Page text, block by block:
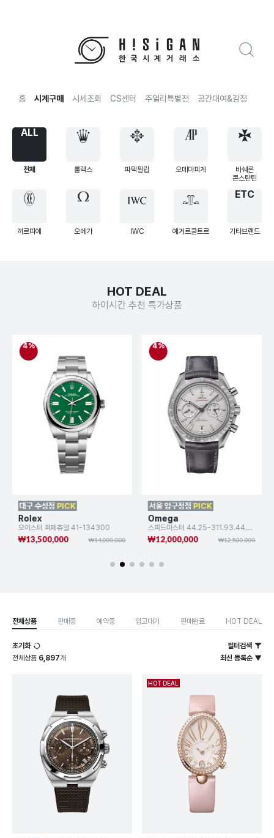
홈 시계구매 시세조회 CS센터 주얼리특별전 공간대여&감정
ALL
전체 롤렉스 파텍필립 오데마피게
바쉐론
콘스탄틴
까르띠에 오메가 IWC 예거르쿨트르
ETC
기타브랜드
HOT DEAL
하이시간 추천 특가상품
4%
대구 수성점 PICK
Rolex
오이스터 퍼페츄얼 41-134300
₩13,500,000 ₩14,000,000
4%
서울 압구정점 PICK
Omega
스피드마스터 44.25-311.93.44.51.99.002
₩12,000,000 ₩12,500,000
전체상품 판매중 예약중 입고대기 판매완료 HOT DEAL
초기화
필터검색
전체상품 6,897개 최신 등록순 ▼
HOT DEAL